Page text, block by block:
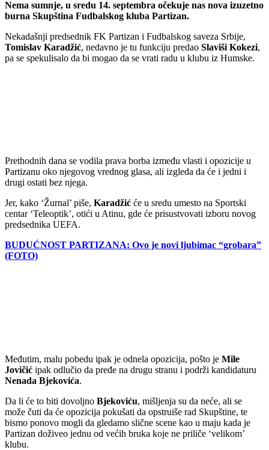
Nema sumnje, u sredu 14. septembra očekuje nas nova izuzetno
burna Skupština Fudbalskog kluba Partizan.
Nekadašnji predsednik FK Partizan i Fudbalskog saveza Srbije,
Tomislav Karadžić, nedavno je tu funkciju predao Slaviši Kokezi,
pa se spekulisalo da bi mogao da se vrati radu u klubu iz Humske.
Prethodnih dana se vodila prava borba između vlasti i opozicije u
Partizanu oko njegovog vrednog glasa, ali izgleda da će i jedni i
drugi ostati bez njega.
Jer, kako ‘Žurnal’ piše, Karadžić će u sredu umesto na Sportski
centar ‘Teleoptik’, otići u Atinu, gde će prisustvovati izboru novog
predsednika UEFA.
BUDUĆNOST PARTIZANA: Ovo je novi ljubimac “grobara”
(FOTO)
Međutim, malu pobedu ipak je odnela opozicija, pošto je Mile
Jovičić ipak odlučio da pređe na drugu stranu i podrži kandidaturu
Nenada Bjekovića.
Da li će to biti dovoljno Bjekoviću, mišljenja su da neće, ali se
može čuti da će opozicija pokušati da opstruiše rad Skupštine, te
bismo ponovo mogli da gledamo slične scene kao u maju kada je
Partizan doživeo jednu od većih bruka koje ne priliče ‘velikom’
klubu.